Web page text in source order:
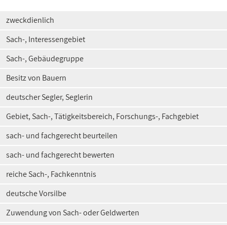
zweckdienlich
Sach-, Interessengebiet
Sach-, Gebäudegruppe
Besitz von Bauern
deutscher Segler, Seglerin
Gebiet, Sach-, Tätigkeitsbereich, Forschungs-, Fachgebiet
sach- und fachgerecht beurteilen
sach- und fachgerecht bewerten
reiche Sach-, Fachkenntnis
deutsche Vorsilbe
Zuwendung von Sach- oder Geldwerten